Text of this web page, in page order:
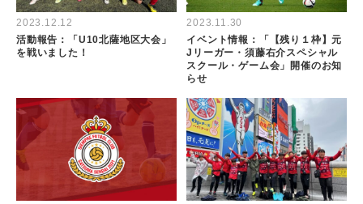
2023.12.12
活動報告：「U10北薩地区大会」
を戦いました！
2023.11.30
イベント情報：「【残り１枠】元
Jリーガー・須藤右介スペシャル
スクール・ゲーム会」開催のお知
らせ